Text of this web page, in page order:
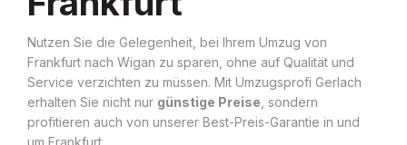
Nutzen Sie die Gelegenheit, bei Ihrem Umzug von
Frankfurt nach Wigan zu sparen, ohne auf Qualität und
Service verzichten zu müssen. Mit Umzugsprofi Gerlach
erhalten Sie nicht nur günstige Preise , sondern
profitieren auch von unserer Best-Preis-Garantie in und
um Frankfurt.